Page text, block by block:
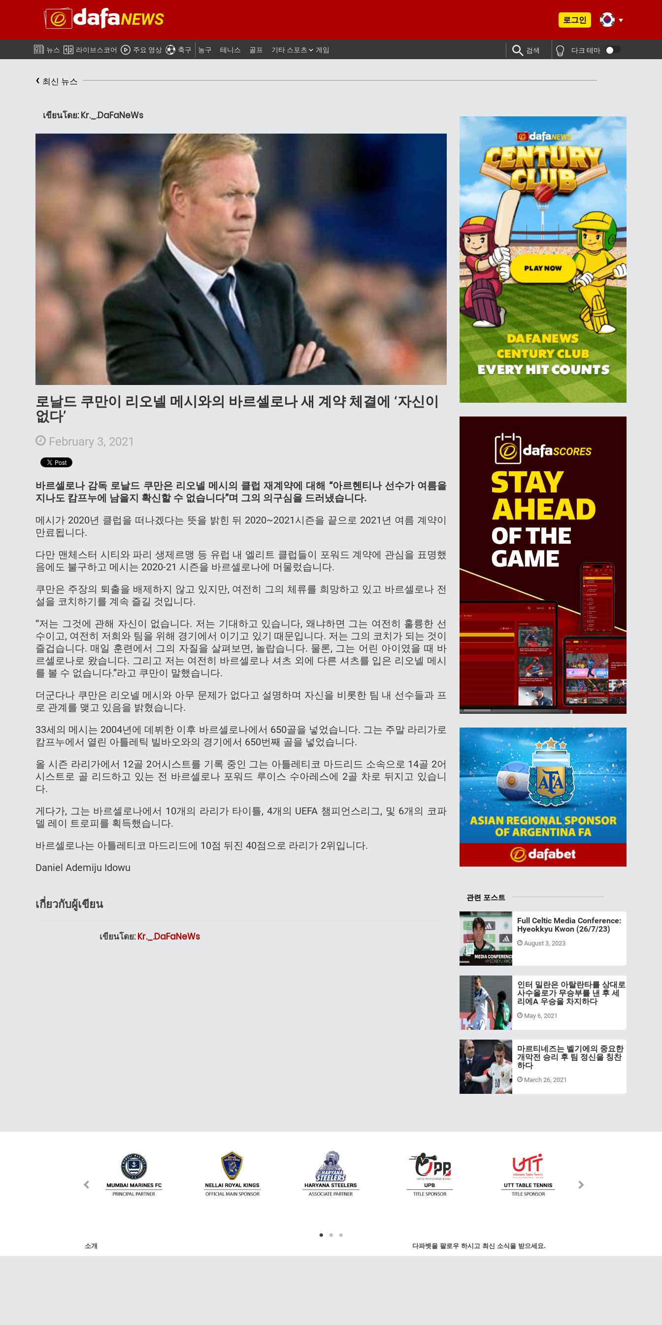
로그인
뉴스 라이브스코어 주요 영상 축구 농구 테니스 골프 기타 스포츠 게임 검색 다크 테마
‹ 최신 뉴스
เขียนโดย: Kr._.DaFaNeWs
로날드 쿠만이 리오넬 메시와의 바르셀로나 새 계약 체결에 ‘자신이
없다’
February 3, 2021
바르셀로나 감독 로날드 쿠만은 리오넬 메시의 클럽 재계약에 대해 “아르헨티나 선수가 여름을
지나도 캄프누에 남을지 확신할 수 없습니다”며 그의 의구심을 드러냈습니다.
메시가 2020년 클럽을 떠나겠다는 뜻을 밝힌 뒤 2020~2021시즌을 끝으로 2021년 여름 계약이
만료됩니다.
다만 맨체스터 시티와 파리 생제르맹 등 유럽 내 엘리트 클럽들이 포워드 계약에 관심을 표명했
음에도 불구하고 메시는 2020-21 시즌을 바르셀로나에 머물렀습니다.
쿠만은 주장의 퇴출을 배제하지 않고 있지만, 여전히 그의 체류를 희망하고 있고 바르셀로나 전
설을 코치하기를 계속 즐길 것입니다.
“저는 그것에 관해 자신이 없습니다. 저는 기대하고 있습니다, 왜냐하면 그는 여전히 훌륭한 선
수이고, 여전히 저희와 팀을 위해 경기에서 이기고 있기 때문입니다. 저는 그의 코치가 되는 것이
즐겁습니다. 매일 훈련에서 그의 자질을 살펴보면, 놀랍습니다. 물론, 그는 어린 아이였을 때 바
르셀로나로 왔습니다. 그리고 저는 여전히 바르셀로나 셔츠 외에 다른 셔츠를 입은 리오넬 메시
를 볼 수 없습니다.”라고 쿠만이 말했습니다.
더군다나 쿠만은 리오넬 메시와 아무 문제가 없다고 설명하며 자신을 비롯한 팀 내 선수들과 프
로 관계를 맺고 있음을 밝혔습니다.
33세의 메시는 2004년에 데뷔한 이후 바르셀로나에서 650골을 넣었습니다. 그는 주말 라리가로
캄프누에서 열린 아틀레틱 빌바오와의 경기에서 650번째 골을 넣었습니다.
올 시즌 라리가에서 12골 2어시스트를 기록 중인 그는 아틀레티코 마드리드 소속으로 14골 2어
시스트로 골 리드하고 있는 전 바르셀로나 포워드 루이스 수아레스에 2골 차로 뒤지고 있습니
다.
게다가, 그는 바르셀로나에서 10개의 라리가 타이틀, 4개의 UEFA 챔피언스리그, 및 6개의 코파
델 레이 트로피를 획득했습니다.
바르셀로나는 아틀레티코 마드리드에 10점 뒤진 40점으로 라리가 2위입니다.
Daniel Ademiju Idowu
เกี่ยวกับผู้เขียน
เขียนโดย:Kr._.DaFaNeWs
관련 포스트
Full Celtic Media Conference:
Hyeokkyu Kwon (26/7/23)
August 3, 2023
인터 밀란은 아탈란타를 상대로
사수올로가 무승부를 낸 후 세
리에A 우승을 차지하다
May 6, 2021
마르티네즈는 벨기에의 중요한
개막전 승리 후 팀 정신을 칭찬
하다
March 26, 2021
소개 다파벳을 팔로우 하시고 최신 소식을 받으세요.